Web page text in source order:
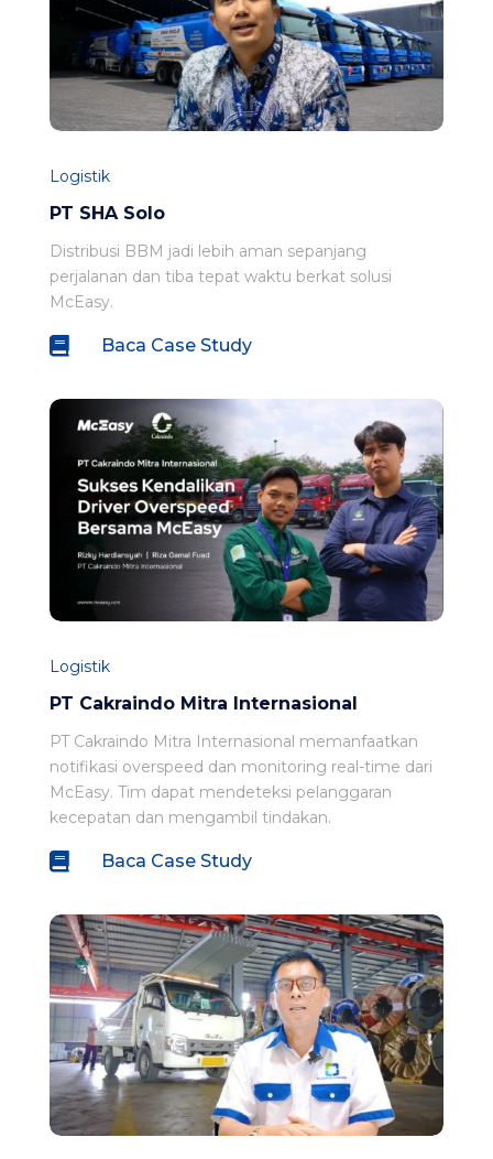
PT SHA Solo
Logistik
Distribusi BBM jadi lebih aman sepanjang
perjalanan dan tiba tepat waktu berkat solusi
McEasy.
 Baca Case Study
PT Cakraindo Mitra Internasional
Logistik
PT Cakraindo Mitra Internasional memanfaatkan
notifikasi overspeed dan monitoring real-time dari
McEasy. Tim dapat mendeteksi pelanggaran
kecepatan dan mengambil tindakan.
 Baca Case Study